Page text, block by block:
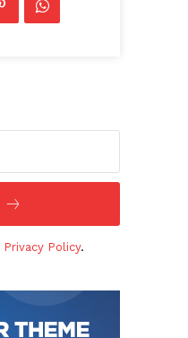
Privacy Policy.